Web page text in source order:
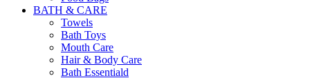
BATH & CARE
Towels
Bath Toys
Mouth Care
Hair & Body Care
Bath Essentiald